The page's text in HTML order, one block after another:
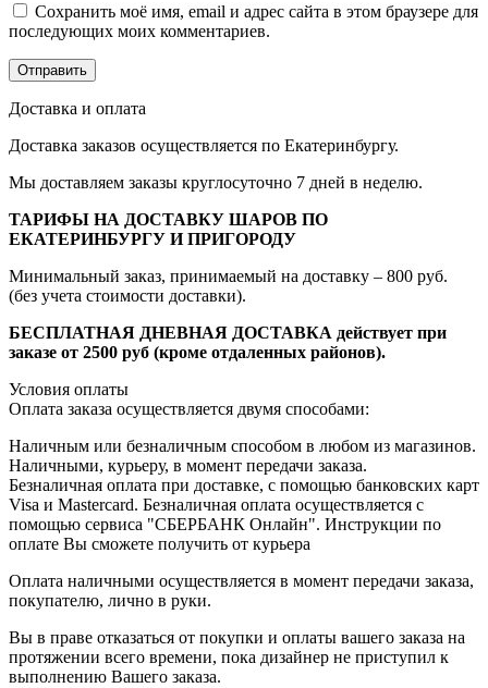
Сохранить моё имя, email и адрес сайта в этом браузере для
последующих моих комментариев.
Доставка и оплата
Доставка заказов осуществляется по Екатеринбургу.
Мы доставляем заказы круглосуточно 7 дней в неделю.
ТАРИФЫ НА ДОСТАВКУ ШАРОВ ПО
ЕКАТЕРИНБУРГУ И ПРИГОРОДУ
Минимальный заказ, принимаемый на доставку – 800 руб.
(без учета стоимости доставки).
БЕСПЛАТНАЯ ДНЕВНАЯ ДОСТАВКА действует при
заказе от 2500 руб (кроме отдаленных районов).
Условия оплаты
Оплата заказа осуществляется двумя способами:
Наличным или безналичным способом в любом из магазинов.
Наличными, курьеру, в момент передачи заказа.
Безналичная оплата при доставке, с помощью банковских карт
Visa и Mastercard. Безналичная оплата осуществляется с
помощью сервиса "СБЕРБАНК Онлайн". Инструкции по
оплате Вы сможете получить от курьера
Оплата наличными осуществляется в момент передачи заказа,
покупателю, лично в руки.
Вы в праве отказаться от покупки и оплаты вашего заказа на
протяжении всего времени, пока дизайнер не приступил к
выполнению Вашего заказа.